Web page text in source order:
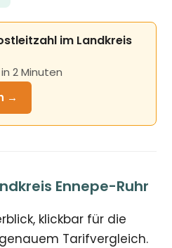
im Landkreis
2 Minuten
→
Ennepe-Ruhr
klickbar für die
Tarifvergleich.